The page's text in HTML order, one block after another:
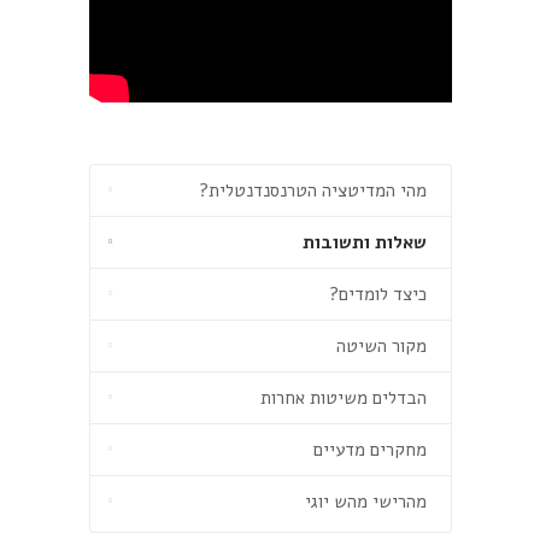
מהי המדיטציה הטרנסנדנטלית?
שאלות ותשובות
כיצד לומדים?
מקור השיטה
הבדלים משיטות אחרות
מחקרים מדעיים
מהרישי מהש יוגי